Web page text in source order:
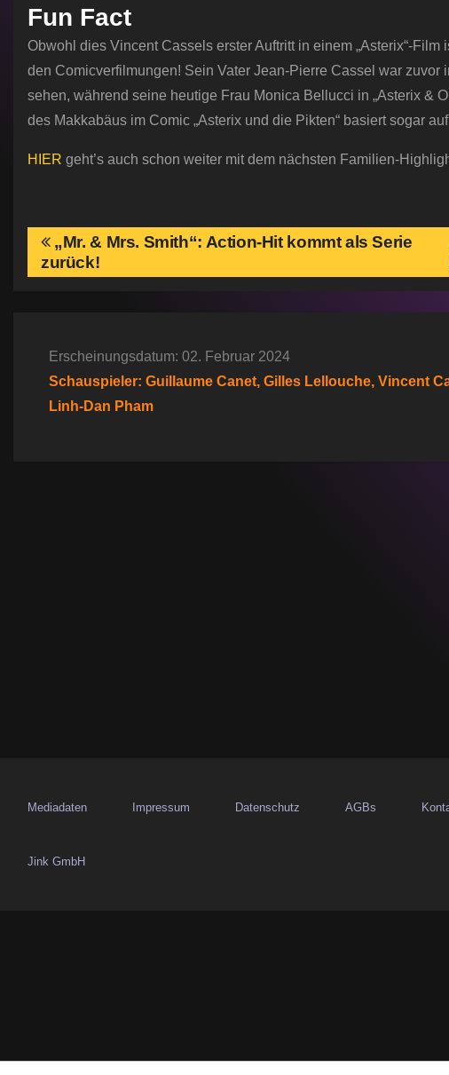
Fun Fact
Obwohl dies Vincent Cassels erster Auftritt in einem „Asterix“-
den Comicverfilmungen! Sein Vater Jean-Pierre Cassel war
sehen, während seine heutige Frau Monica Bellucci in „Asterix &
des Makkabäus im Comic „Asterix und die Pikten“ basiert sogar
HIER geht’s auch schon weiter mit dem nächsten Familien-
B
e
i
„Mr. & Mrs. Smith“: Action-Hit kommt als Serie
zurück!
Erscheinungsdatum: 02. Februar 2024
Schauspieler: Guillaume Canet, Gilles Lellouche, Vincent
Linh-Dan Pham
Mediadaten Impressum Datenschutz AGBs
Jink GmbH